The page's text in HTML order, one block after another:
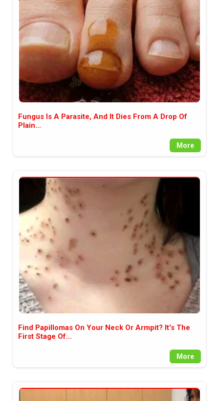
аудитория, затова държим на
прозрачност и коректност от
наша страна. Поднасяме ви
новините такива, каквито са. В
пълния си потенциал.
Fungus Is A Parasite, And It Dies From A Drop Of
Plain...
More
Find Papillomas On Your Neck Or Armpit? It's The
First Stage Of...
More